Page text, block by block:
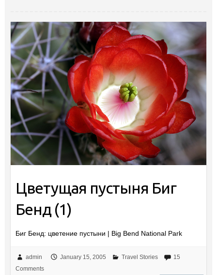
Цветущая пустыня Биг
Бенд (1)
Биг Бенд: цветение пустыни | Big Bend National Park
admin January 15, 2005 Travel Stories
15
Comments